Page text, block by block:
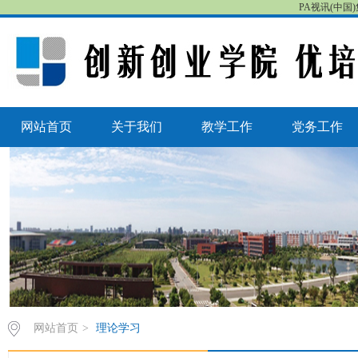
PA视讯(中国
网站首页 关于我们 教学工作 党务工作
网站首页 > 理论学习